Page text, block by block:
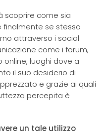
scoprire come sia
finalmente se stesso
attraverso i social
come i forum,
online, luoghi dove a
il suo desiderio di
e grazie ai quali
percepita è
un tale utilizzo